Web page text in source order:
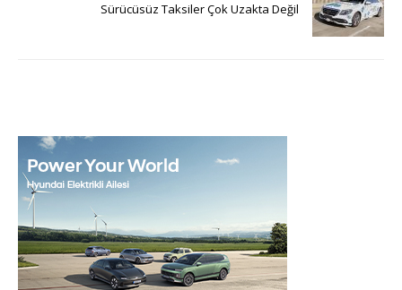
Sürücüsüz Taksiler Çok Uzakta Değil